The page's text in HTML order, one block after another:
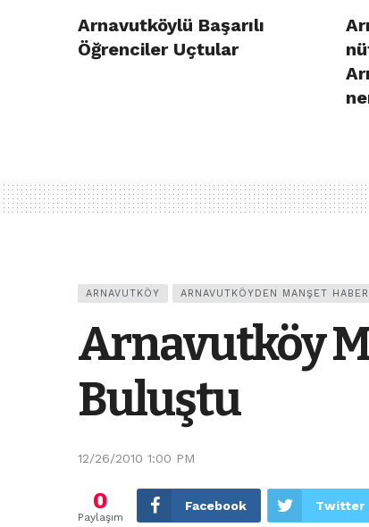
Arnavutköylü Başarılı
Öğrenciler Uçtular
ARNAVUTKÖY ARNAVUTKÖYDEN MANŞET
Arnavutköy
Buluştu
12/26/2010 1:00 PM
0
Paylaşım
Facebook Twitter